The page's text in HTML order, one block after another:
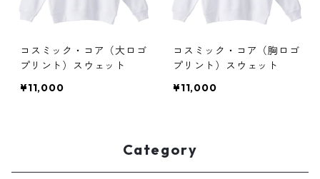
コスミック・コア（大ロゴ
プリント）スウェット
¥11,000
コスミック・コア（胸ロゴ
プリント）スウェット
¥11,000
Category